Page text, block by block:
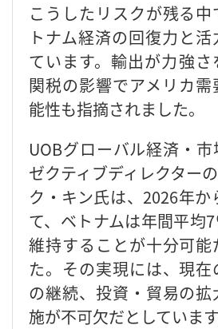
こうしたリスクが残る中
トナム経済の回復力と
ています。輸出が力強さ
関税の影響でアメリカ
能性も指摘されました。
UOBグローバル経済・
ゼクティブディレクター
ク・キン氏は、2026年
て、ベトナムは年間平均
維持することが十分可能
た。その実現には、現
の継続、投資・貿易の
施が不可欠だとしています